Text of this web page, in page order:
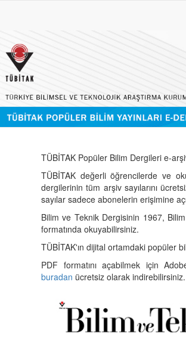
TÜBİTAK Popüler Bilim Dergileri e-
TÜBİTAK değerli öğrencilerde ve
dergilerinin tüm arşiv sayılarını
sayılar sadece abonelerin erişimine
Bilim ve Teknik Dergisinin 1967,
formatında okuyabilirsiniz.
TÜBİTAK'ın dijital ortamdaki popüler
PDF formatını açabilmek için
buradan ücretsiz olarak indirebilirsiniz.